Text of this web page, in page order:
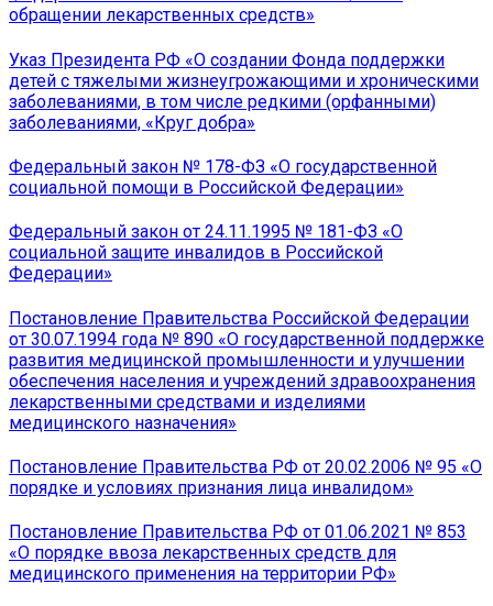
обращении лекарственных средств»
Указ Президента РФ «О создании Фонда поддержки
детей с тяжелыми жизнеугрожающими и хроническими
заболеваниями, в том числе редкими (орфанными)
заболеваниями, «Круг добра»
Федеральный закон № 178-ФЗ «О государственной
социальной помощи в Российской Федерации»
Федеральный закон от 24.11.1995 № 181-ФЗ «О
социальной защите инвалидов в Российской
Федерации»
Постановление Правительства Российской Федерации
от 30.07.1994 года № 890 «О государственной поддержке
развития медицинской промышленности и улучшении
обеспечения населения и учреждений здравоохранения
лекарственными средствами и изделиями
медицинского назначения»
Постановление Правительства РФ от 20.02.2006 № 95 «О
порядке и условиях признания лица инвалидом»
Постановление Правительства РФ от 01.06.2021 № 853
«О порядке ввоза лекарственных средств для
медицинского применения на территории РФ»